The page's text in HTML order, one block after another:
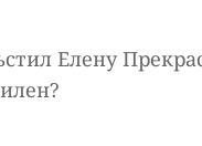
Елену